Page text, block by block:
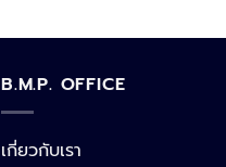
B.M.P. OFFICE
เกี่ยวกับเรา